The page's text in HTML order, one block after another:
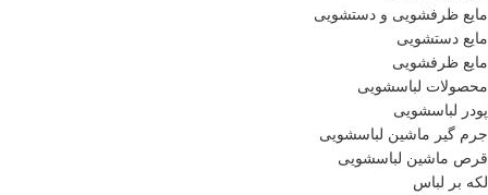
مایع ظرفشویی و دستشویی
مایع دستشویی
مایع ظرفشویی
محصولات لباسشویی
پودر لباسشویی
جرم گیر ماشین لباسشویی
قرص ماشین لباسشویی
لکه بر لباس